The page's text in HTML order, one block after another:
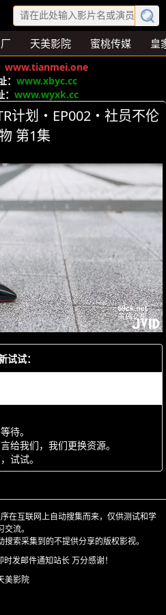
天美影院 蜜桃传媒 皇
www.tianmei.one
www.xbyc.cc
www.wyxk.cc
计划・EP002・社员不伦
第1集
试：
待。
给我们，我们更换资源。
试试。
在互联网上自动搜集而来，仅供测试和学
交流。
索采集到的不提供分享的版权影视。
发邮件通知站长 万分感谢！
美影院